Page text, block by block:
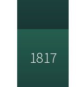
1817